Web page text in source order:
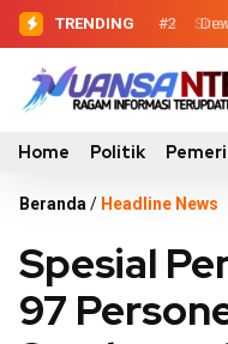
TRENDING #2
Kondisi
#3
Ansori
Home Politik
Beranda / Headline News
Spesial
97